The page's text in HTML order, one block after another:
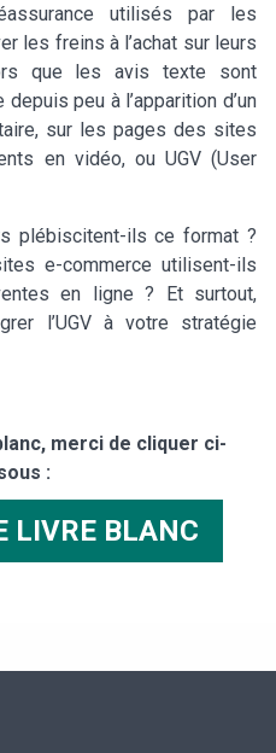
utilisés par les
les freins à l’achat sur leurs
que les avis texte sont
peu à l’apparition d’un
sur les pages des sites
en vidéo, ou UGV (User
plébiscitent-ils ce format ?
e-commerce utilisent-ils
en ligne ? Et surtout,
l’UGV à votre stratégie
merci de cliquer ci-
:
LIVRE BLANC